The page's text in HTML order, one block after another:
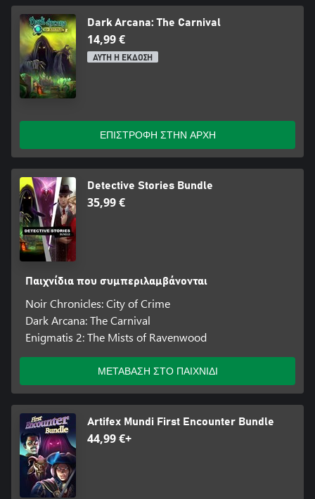
Dark Arcana: The Carnival
14,99 €
ΑΥΤΗ Η ΕΚΔΟΣΗ
ΕΠΙΣΤΡΟΦΗ ΣΤΗΝ ΑΡΧΗ
Detective Stories Bundle
35,99 €
Παιχνίδια που συμπεριλαμβάνονται
Noir Chronicles: City of Crime
Dark Arcana: The Carnival
Enigmatis 2: The Mists of Ravenwood
ΜΕΤΑΒΑΣΗ ΣΤΟ ΠΑΙΧΝΙΔΙ
Artifex Mundi First Encounter Bundle
44,99 €+